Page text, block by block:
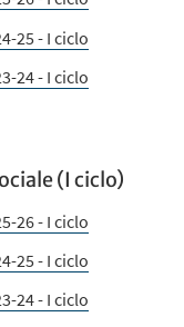
25 - I ciclo
24 - I ciclo
(I ciclo)
26 - I ciclo
25 - I ciclo
24 - I ciclo